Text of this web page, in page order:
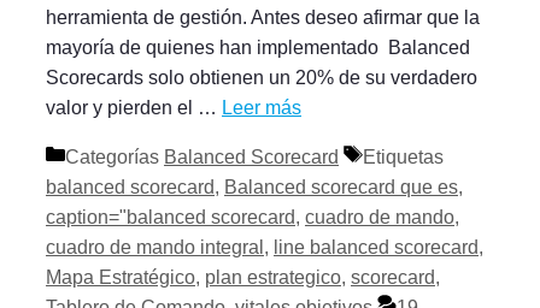
herramienta de gestión. Antes deseo afirmar que la
mayoría de quienes han implementado Balanced
Scorecards solo obtienen un 20% de su verdadero
valor y pierden el … Leer más
Categorías Balanced Scorecard
Etiquetas
balanced scorecard, Balanced scorecard que es,
caption="balanced scorecard, cuadro de mando,
cuadro de mando integral , line balanced scorecard,
Mapa Estratégico, plan estrategico, scorecard,